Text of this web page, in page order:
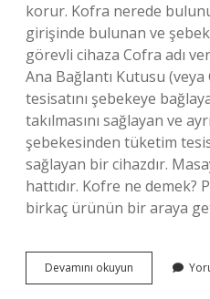
korur. Kofra nerede
girişinde bulunan ve
görevli cihaza Cofra adı
Ana Bağlantı Kutusu
tesisatını şebekeye
takılmasını sağlayan ve
şebekesinden tüketim
sağlayan bir cihazdır.
hattıdır. Kofre ne demek?
birkaç ürünün bir araya
Devamını okuyun
Kofra